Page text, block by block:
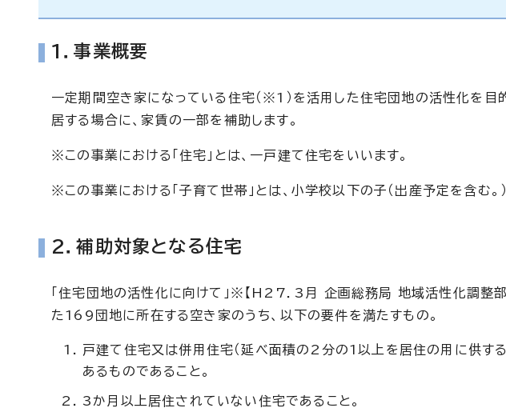
1．事業概要
一定期間空き家になっている住宅（※1）を活用した住宅団地の活性化を目
居する場合に、家賃の一部を補助します。
※この事業における「住宅」とは、一戸建て住宅をいいます。
※この事業における「子育て世帯」とは、小学校以下の子（出産予定を含む。
2．補助対象となる住宅
「住宅団地の活性化に向けて」※【H27．3月 企画総務局 地域活性化調整
た169団地に所在する空き家のうち、以下の要件を満たすもの。
戸建て住宅又は併用住宅（延べ面積の2分の1以上を居住の用に供する
あるものであること。
3か月以上居住されていない住宅であること。